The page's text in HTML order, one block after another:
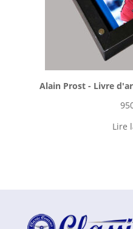
Alain Prost - Livre
Lire